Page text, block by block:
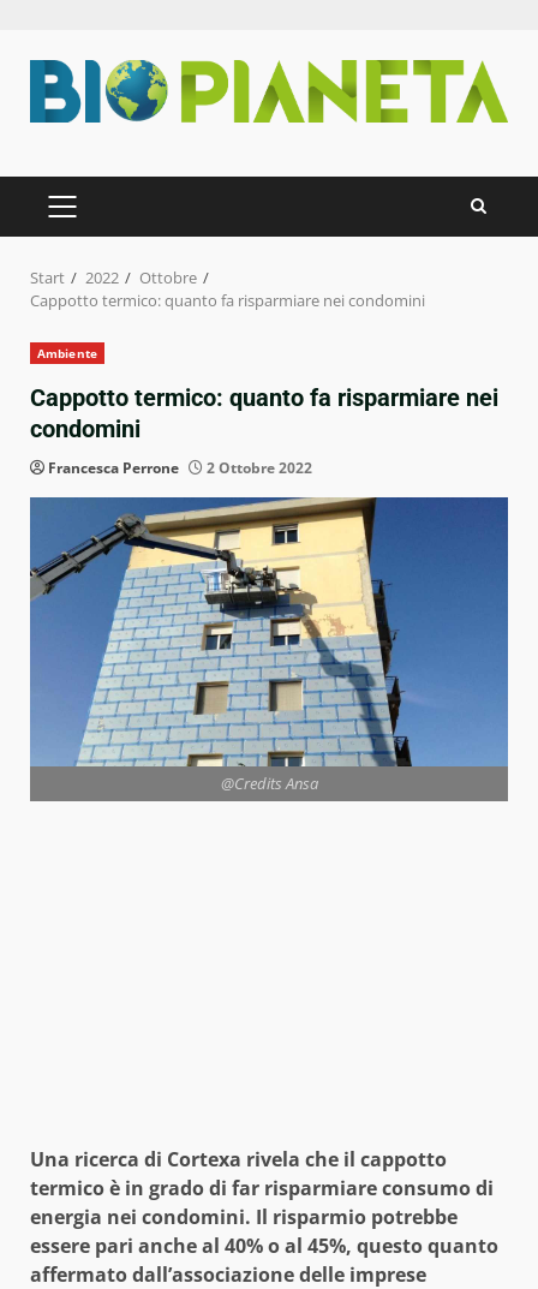
Inhalt
springen
PRIMÄRES
MENÜ
Start 2022
Ottobre
Cappotto termico: quanto fa risparmiare nei condomini
Ambiente
Cappotto termico: quanto fa risparmiare nei
condomini
Francesca Perrone 2 Ottobre 2022
@Credits Ansa
Una ricerca di Cortexa rivela che il cappotto
termico è in grado di far risparmiare consumo di
energia nei condomini. Il risparmio potrebbe
essere pari anche al 40% o al 45%, questo quanto
affermato dall’associazione delle imprese